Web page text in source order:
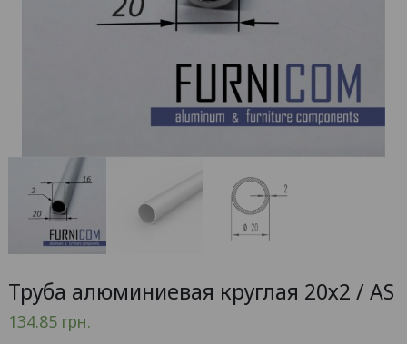
Труба алюминиевая круглая 20х2 / AS
134.85 грн.